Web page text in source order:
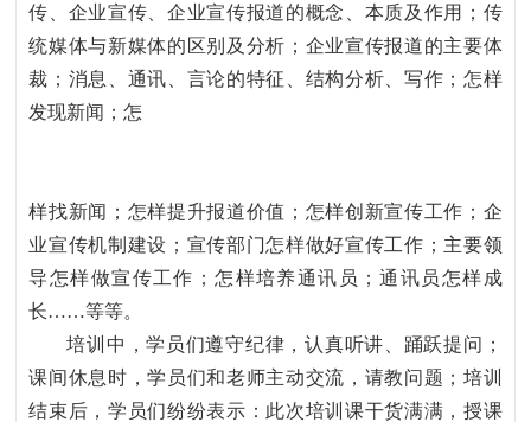
传、企业宣传、企业宣传报道的概念、本质及作用；传
统媒体与新媒体的区别及分析；企业宣传报道的主要体
裁；消息、通讯、言论的特征、结构分析、写作；怎样
发现新闻；怎
样找新闻；怎样提升报道价值；怎样创新宣传工作；企
业宣传机制建设；宣传部门怎样做好宣传工作；主要领
导怎样做宣传工作；怎样培养通讯员；通讯员怎样成
长……等等。
培训中，学员们遵守纪律，认真听讲、踊跃提问；
课间休息时，学员们和老师主动交流，请教问题；培训
结束后，学员们纷纷表示：此次培训课干货满满，授课